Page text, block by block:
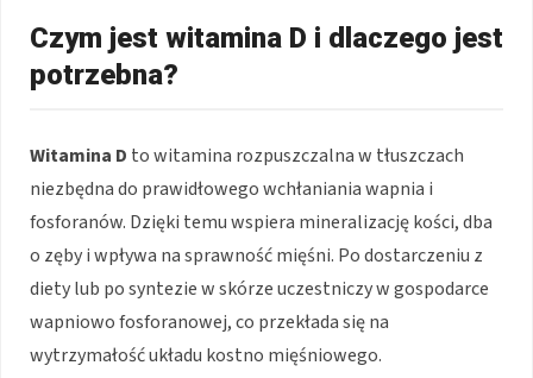
Czym jest witamina D i dlaczego jest
potrzebna?
Witamina D to witamina rozpuszczalna w tłuszczach
niezbędna do prawidłowego wchłaniania wapnia i
fosforanów. Dzięki temu wspiera mineralizację kości, dba
o zęby i wpływa na sprawność mięśni. Po dostarczeniu z
diety lub po syntezie w skórze uczestniczy w gospodarce
wapniowo fosforanowej, co przekłada się na
wytrzymałość układu kostno mięśniowego.